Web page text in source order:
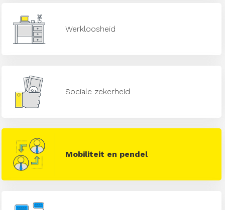
Werkloosheid
Sociale zekerheid
Mobiliteit en pendel